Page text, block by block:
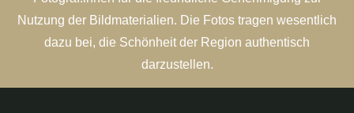
Nutzung der Bildmaterialien. Die Fotos tragen wesentlich
dazu bei, die Schönheit der Region authentisch
darzustellen.